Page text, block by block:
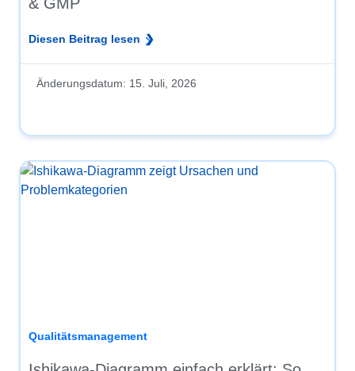
Diesen Beitrag lesen
Änderungsdatum: 15. Juli, 2026
Qualitätsmanagement